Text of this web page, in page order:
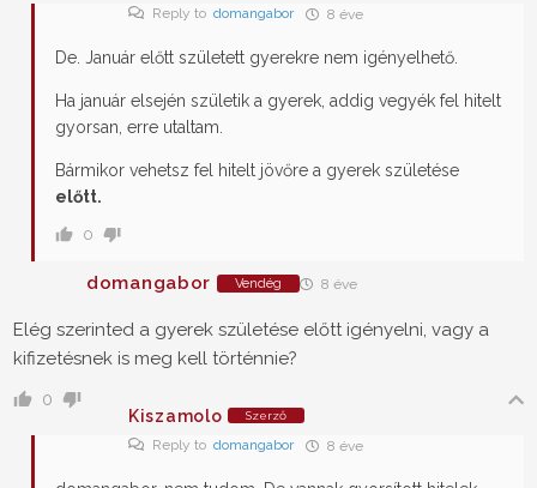
Reply to domangabor 8 éve
De. Január előtt született gyerekre nem igényelhető.
Ha január elsején születik a gyerek, addig vegyék fel hitelt
gyorsan, erre utaltam.
Bármikor vehetsz fel hitelt jövőre a gyerek születése
előtt.
0
domangabor Vendég 8 éve
Elég szerinted a gyerek születése előtt igényelni, vagy a
kifizetésnek is meg kell történnie?
0
Kiszamolo
Szerző
Reply to domangabor 8 éve